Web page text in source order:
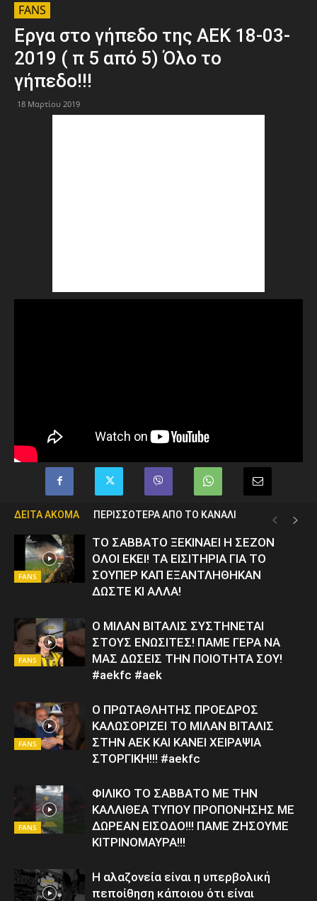
FANS
Εργα στο γήπεδο της ΑΕΚ 18-03-
2019 ( π 5 από 5) Όλο το
γήπεδο!!!
18 Μαρτίου 2019
ΔΕΙΤΑ ΑΚΟΜΑ ΠΕΡΙΣΣΟΤΕΡΑ ΑΠΟ ΤΟ ΚΑΝΑΛΙ
FANS
ΤΟ ΣΑΒΒΑΤΟ ΞΕΚΙΝΑΕΙ Η ΣΕΖΟΝ
ΟΛΟΙ ΕΚΕΙ! ΤΑ ΕΙΣΙΤΗΡΙΑ ΓΙΑ ΤΟ
ΣΟΥΠΕΡ ΚΑΠ ΕΞΑΝΤΛΗΘΗΚΑΝ
ΔΩΣΤΕ ΚΙ ΑΛΛΑ!
FANS
Ο ΜΙΛΑΝ ΒΙΤΑΛΙΣ ΣΥΣΤΗΝΕΤΑΙ
ΣΤΟΥΣ ΕΝΩΣΙΤΕΣ! ΠΑΜΕ ΓΕΡΑ ΝΑ
ΜΑΣ ΔΩΣΕΙΣ ΤΗΝ ΠΟΙΟΤΗΤΑ ΣΟΥ!
#aekfc #aek
FANS
Ο ΠΡΩΤΑΘΛΗΤΗΣ ΠΡΟΕΔΡΟΣ
ΚΑΛΩΣΟΡΙΖΕΙ ΤΟ ΜΙΛΑΝ ΒΙΤΑΛΙΣ
ΣΤΗΝ ΑΕΚ ΚΑΙ ΚΑΝΕΙ ΧΕΙΡΑΨΙΑ
ΣΤΟΡΓΙΚΗ!!! #aekfc
FANS
ΦΙΛΙΚΟ ΤΟ ΣΑΒΒΑΤΟ ΜΕ ΤΗΝ
ΚΑΛΛΙΘΕΑ ΤΥΠΟΥ ΠΡΟΠΟΝΗΣΗΣ ΜΕ
ΔΩΡΕΑΝ ΕΙΣΟΔΟ!!! ΠΑΜΕ ΖΗΣΟΥΜΕ
ΚΙΤΡΙΝΟΜΑΥΡΑ!!!
Η αλαζονεία είναι η υπερβολική
πεποίθηση κάποιου ότι είναι